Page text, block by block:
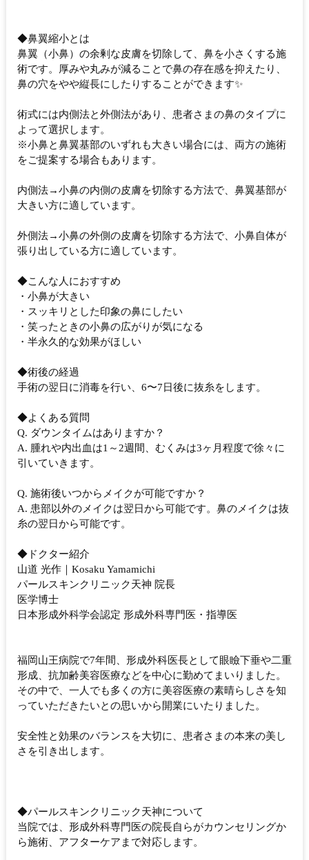
◆鼻翼縮小とは
鼻翼（小鼻）の余剰な皮膚を切除して、鼻を小さくする施
術です。厚みや丸みが減ることで鼻の存在感を抑えたり、
鼻の穴をやや縦長にしたりすることができます✨
術式には内側法と外側法があり、患者さまの鼻のタイプに
よって選択します。
※小鼻と鼻翼基部のいずれも大きい場合には、両方の施術
をご提案する場合もあります。
内側法→小鼻の内側の皮膚を切除する方法で、鼻翼基部が
大きい方に適しています。
外側法→小鼻の外側の皮膚を切除する方法で、小鼻自体が
張り出している方に適しています。
◆こんな人におすすめ
・小鼻が大きい
・スッキリとした印象の鼻にしたい
・笑ったときの小鼻の広がりが気になる
・半永久的な効果がほしい
◆術後の経過
手術の翌日に消毒を行い、6〜7日後に抜糸をします。
◆よくある質問
Q. ダウンタイムはありますか？
A. 腫れや内出血は1～2週間、むくみは3ヶ月程度で徐々に
引いていきます。
Q. 施術後いつからメイクが可能ですか？
A. 患部以外のメイクは翌日から可能です。鼻のメイクは抜
糸の翌日から可能です。
◆ドクター紹介
山道 光作｜Kosaku Yamamichi
パールスキンクリニック天神 院長
医学博士
日本形成外科学会認定 形成外科専門医・指導医
福岡山王病院で7年間、形成外科医長として眼瞼下垂や二重
形成、抗加齢美容医療などを中心に勤めてまいりました。
その中で、一人でも多くの方に美容医療の素晴らしさを知
っていただきたいとの思いから開業にいたりました。
安全性と効果のバランスを大切に、患者さまの本来の美し
さを引き出します。
◆パールスキンクリニック天神について
当院では、形成外科専門医の院長自らがカウンセリングか
ら施術、アフターケアまで対応します。